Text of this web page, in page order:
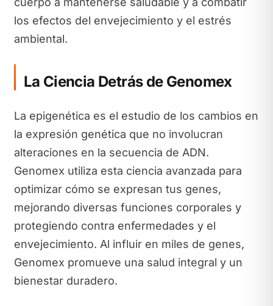
los efectos del envejecimiento y el estrés
ambiental.
La Ciencia Detrás de Genomex
La epigenética es el estudio de los cambios en
la expresión genética que no involucran
alteraciones en la secuencia de ADN.
Genomex utiliza esta ciencia avanzada para
optimizar cómo se expresan tus genes,
mejorando diversas funciones corporales y
protegiendo contra enfermedades y el
envejecimiento. Al influir en miles de genes,
Genomex promueve una salud integral y un
bienestar duradero.